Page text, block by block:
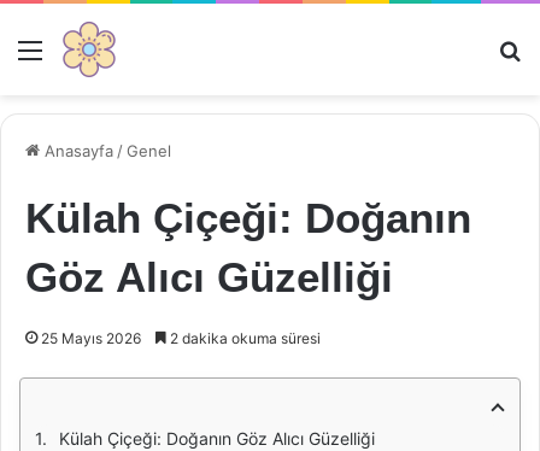
Menü
Anasayfa /Genel
Külah Çiçeği: Doğanın
Göz Alıcı Güzelliği
25 Mayıs 2026 2 dakika okuma süresi
Külah Çiçeği: Doğanın Göz Alıcı Güzelliği